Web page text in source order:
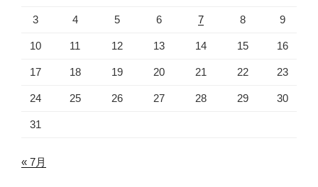
3 4 5 6 7 8 9
10 11 12 13 14 15 16
17 18 19 20 21 22 23
24 25 26 27 28 29 30
31
« 7月